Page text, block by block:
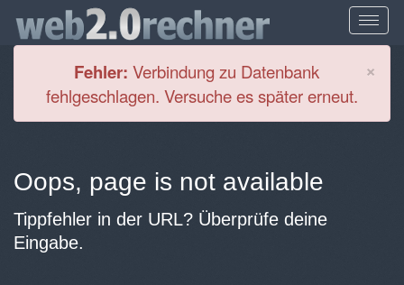
×
Fehler: Verbindung zu Datenbank
fehlgeschlagen. Versuche es später erneut.
Oops, page is not available
Tippfehler in der URL? Überprüfe deine
Eingabe.